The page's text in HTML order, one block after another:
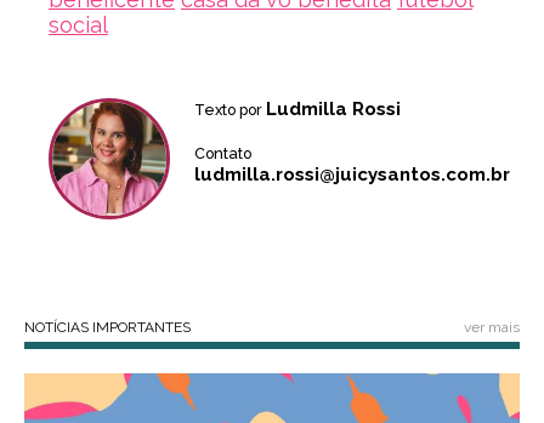
social
Texto por Ludmilla Rossi
Contato
ludmilla.rossi@juicysantos.com.br
NOTÍCIAS IMPORTANTES ver mais